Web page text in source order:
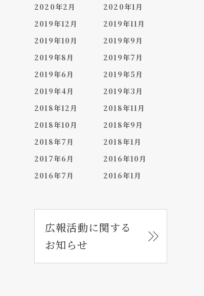
2020年2月
2020年1月
2019年12月
2019年11月
2019年10月
2019年9月
2019年8月
2019年7月
2019年6月
2019年5月
2019年4月
2019年3月
2018年12月
2018年11月
2018年10月
2018年9月
2018年7月
2018年1月
2017年6月
2016年10月
2016年7月
2016年1月
広報活動に関する
お知らせ